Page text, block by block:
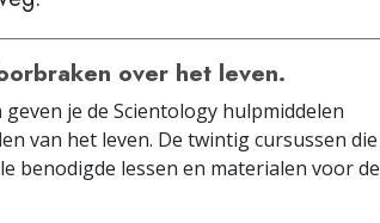
over het leven.
je de Scientology hulpmiddelen
van het leven. De twintig cursussen die
benodigde lessen en materialen voor de